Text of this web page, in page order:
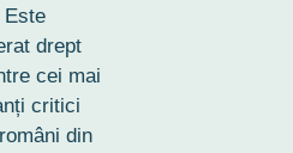
Este
drept
cei mai
critici
din